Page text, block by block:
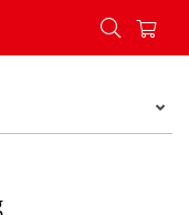
g - Konzum